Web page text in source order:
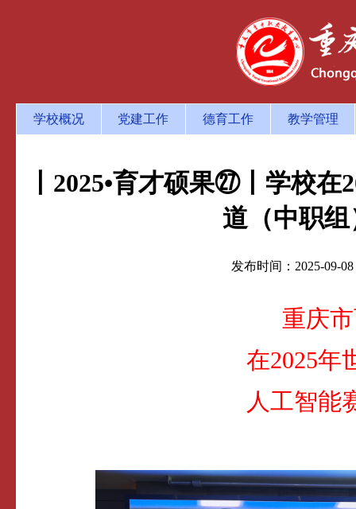
学校概况 党建工作 德育工作 教学管理
丨2025•育才硕果㉗丨学校
道（中职
发布时间：2025-
重庆
在2025年
人工智能